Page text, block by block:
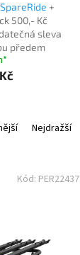
+
500,- Kč
sleva
předem
Nejdražší
Kód: PER22437